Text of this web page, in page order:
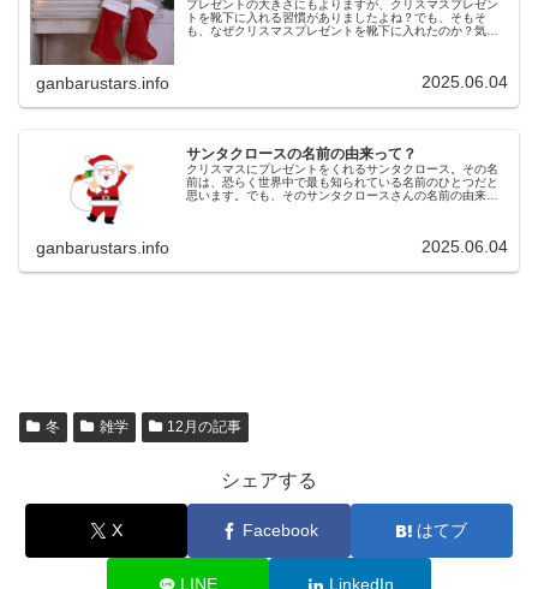
プレゼントの大きさにもよりますが、クリスマスプレゼン
トを靴下に入れる習慣がありましたよね？でも、そもそ
も、なぜクリスマスプレゼントを靴下に入れたのか？気に
ganbarustars.info 2025.06.04
サンタクロースの名前の由来って？
クリスマスにプレゼントをくれるサンタクロース。その名
前は、恐らく世界中で最も知られている名前のひとつだと
思います。でも、そのサンタクロースさんの名前の由来っ
ganbarustars.info 2025.06.04
冬 雑学 12月の記事
シェアする
X Facebook はてブ
LINE LinkedIn